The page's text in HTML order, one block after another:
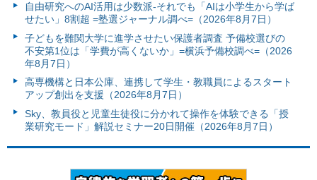
自由研究へのAI活用は少数派-それでも「AIは小学生から学ば
せたい」8割超 =塾選ジャーナル調べ=（2026年8月7日）
子どもを難関大学に進学させたい保護者調査 予備校選びの
不安第1位は「学費が高くないか」=横浜予備校調べ=（2026
年8月7日）
高専機構と日本公庫、連携して学生・教職員によるスタート
アップ創出を支援（2026年8月7日）
Sky、教員役と児童生徒役に分かれて操作を体験できる「授
業研究モード」解説セミナー20日開催（2026年8月7日）